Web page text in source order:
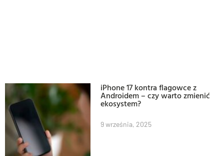
iPhone 17 kontra flagowce z
Androidem – czy warto zmienić
ekosystem?
9 września, 2025